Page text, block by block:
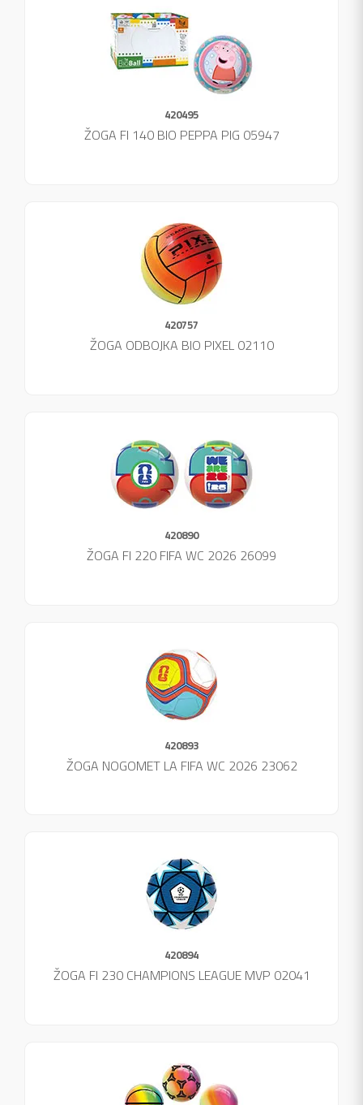
420495
ŽOGA FI 140 BIO PEPPA PIG 05947
420757
ŽOGA ODBOJKA BIO PIXEL 02110
420890
ŽOGA FI 220 FIFA WC 2026 26099
420893
ŽOGA NOGOMET LA FIFA WC 2026 23062
420894
ŽOGA FI 230 CHAMPIONS LEAGUE MVP 02041